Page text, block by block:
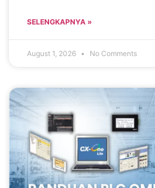
SELENGKAPNYA »
August 1, 2026 No Comments